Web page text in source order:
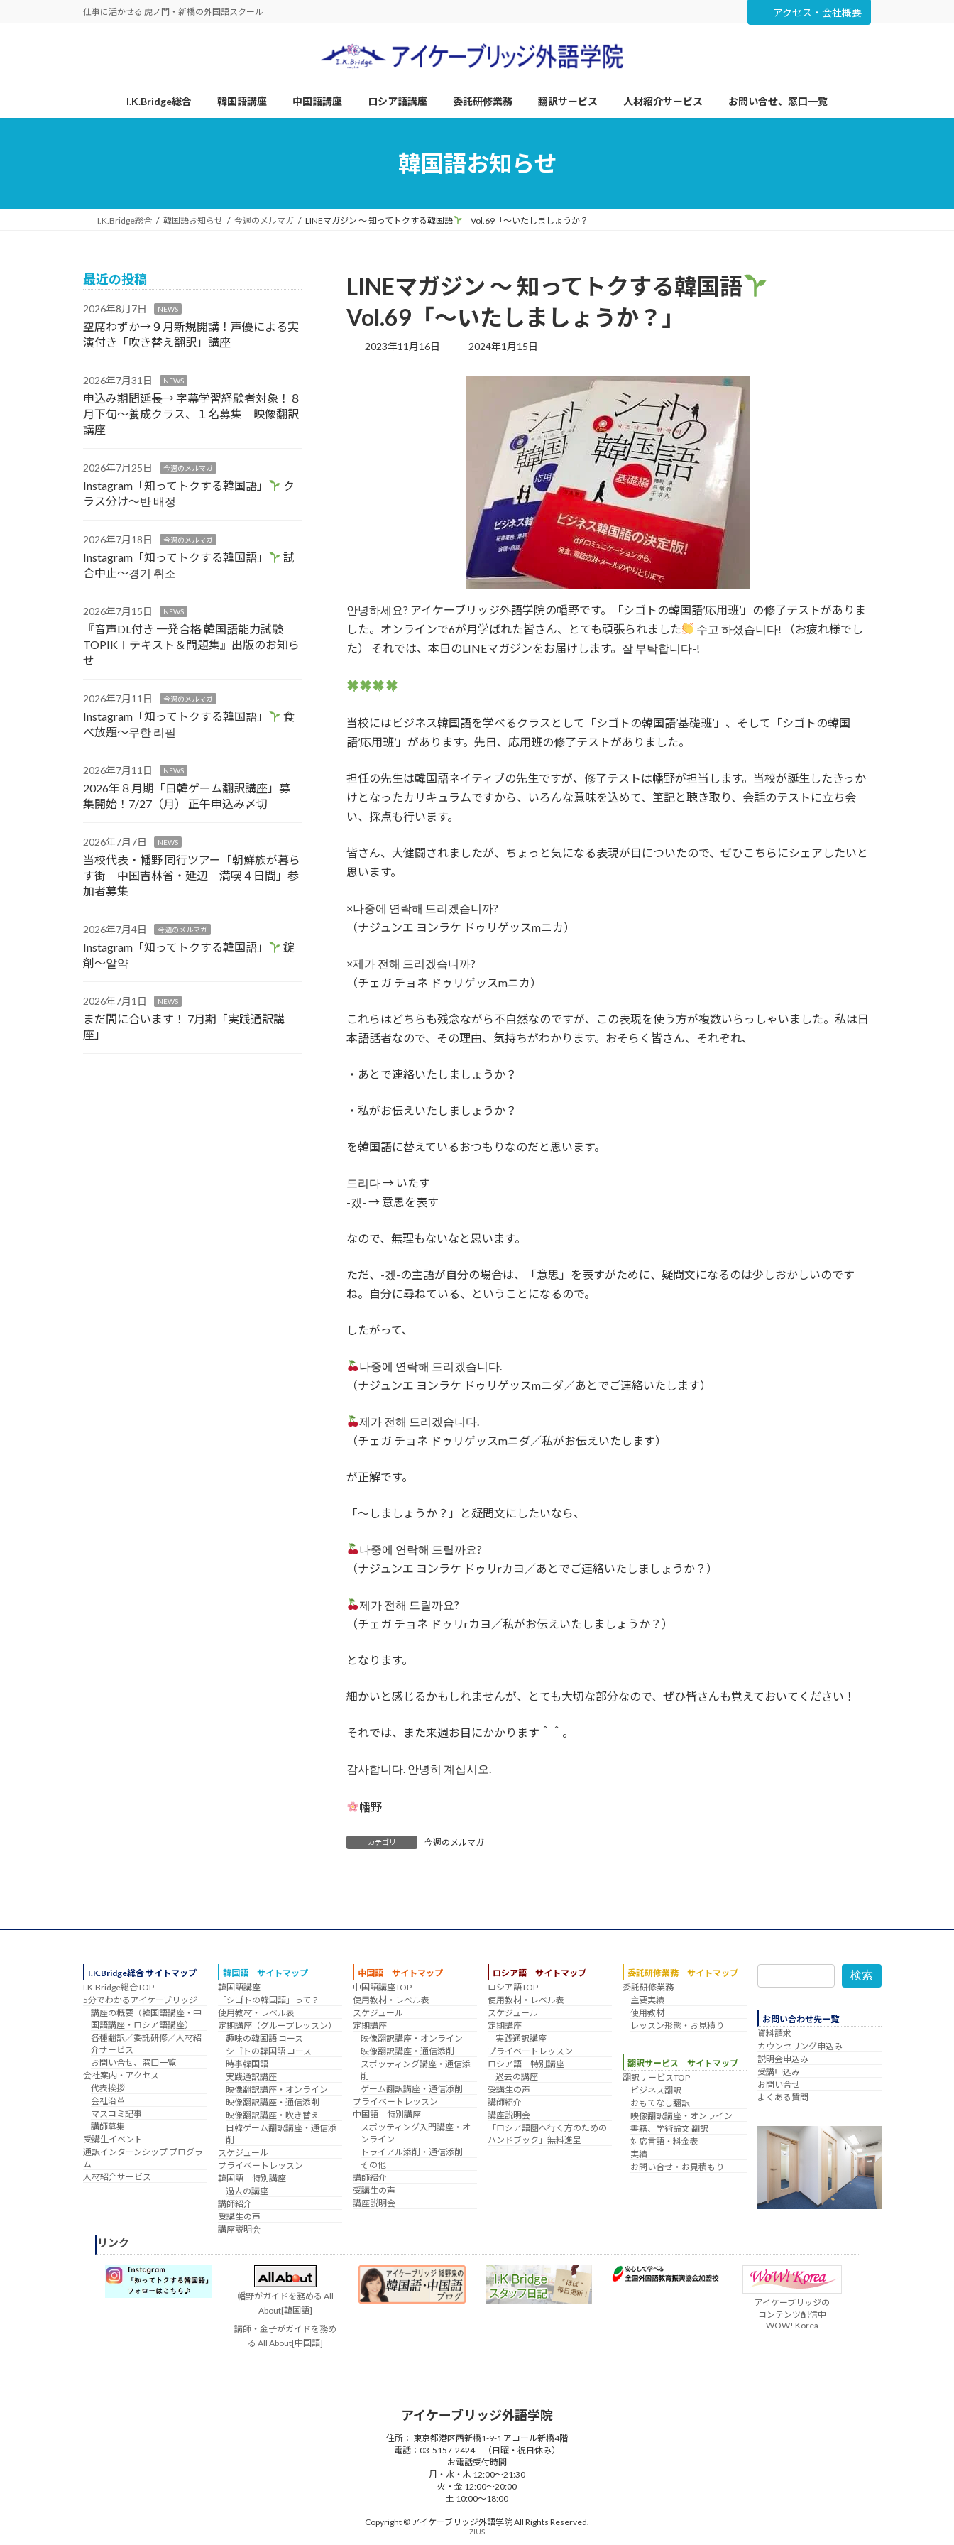
仕事に活かせる 虎ノ門・新橋の外国語スクール アクセス・会社概要
I.K.Bridge総合 韓国語講座 中国語講座 ロシア語講座 委託研修業務 翻訳サービス 人材紹介サービス お問い合せ、窓口一覧
韓国語お知らせ
I.K.Bridge総合 韓国語お知らせ 今週のメルマガ LINEマガジン ～ 知ってトクする韓国語 Vol.69「～いたしましょうか？」
LINEマガジン ～ 知ってトクする韓国語
Vol.69「～いたしましょうか？」
2023年11月16日
最
更
2024年1月15日
안녕하세요? アイケーブリッジ外語学院の幡野です。「シゴトの韓国語’応用班’」の修了テストがありま
した。オンラインで6が月学ばれた皆さん、とても頑張られました
수고 하셨습니다! （お疲れ様でし
た） それでは、本日のLINEマガジンをお届けします。잘 부탁합니다-!
当校にはビジネス韓国語を学べるクラスとして「シゴトの韓国語’基礎班’」、そして「シゴトの韓国
語’応用班’」があります。先日、応用班の修了テストがありました。
担任の先生は韓国語ネイティブの先生ですが、修了テストは幡野が担当します。当校が誕生したきっか
けとなったカリキュラムですから、いろんな意味を込めて、筆記と聴き取り、会話のテストに立ち会
い、採点も行います。
皆さん、大健闘されましたが、ちょっと気になる表現が目についたので、ぜひこちらにシェアしたいと
思います。
×나중에 연락해 드리겠습니까?
（ナジュンエ ヨンラケ ドゥリゲッスmニカ）
×제가 전해 드리겠습니까?
（チェガ チョネ ドゥリゲッスmニカ）
これらはどちらも残念ながら不自然なのですが、この表現を使う方が複数いらっしゃいました。私は日
本語話者なので、その理由、気持ちがわかります。おそらく皆さん、それぞれ、
・あとで連絡いたしましょうか？
・私がお伝えいたしましょうか？
を韓国語に替えているおつもりなのだと思います。
드리다 → いたす
-겠- → 意思を表す
なので、無理もないなと思います。
ただ、-겠-の主語が自分の場合は、「意思」を表すがために、疑問文になるのは少しおかしいのです
ね。自分に尋ねている、ということになるので。
したがって、
나중에 연락해 드리겠습니다.
（ナジュンエ ヨンラケ ドゥリゲッスmニダ／あとでご連絡いたします）
제가 전해 드리겠습니다.
（チェガ チョネ ドゥリゲッスmニダ／私がお伝えいたします）
が正解です。
「～しましょうか？」と疑問文にしたいなら、
나중에 연락해 드릴까요?
（ナジュンエ ヨンラケ ドゥリrカヨ／あとでご連絡いたしましょうか？）
제가 전해 드릴까요?
（チェガ チョネ ドゥリrカヨ／私がお伝えいたしましょうか？）
となります。
細かいと感じるかもしれませんが、とても大切な部分なので、ぜひ皆さんも覚えておいてください！
それでは、また来週お目にかかります＾＾。
감사합니다. 안녕히 계십시오.
幡野
カテゴリ 今週のメルマガ
最近の投稿
2026年8月7日 NEWS
空席わずか→９月新規開講！声優による実
演付き「吹き替え翻訳」講座
2026年7月31日 NEWS
申込み期間延長→ 字幕学習経験者対象！８
月下旬～養成クラス、１名募集 映像翻訳
講座
2026年7月25日 今週のメルマガ
Instagram「知ってトクする韓国語」
ク
ラス分け～반 배정
2026年7月18日 今週のメルマガ
Instagram「知ってトクする韓国語」
試
合中止～경기 취소
2026年7月15日 NEWS
『音声DL付き 一発合格 韓国語能力試験
TOPIKⅠテキスト＆問題集』出版のお知ら
せ
2026年7月11日 今週のメルマガ
Instagram「知ってトクする韓国語」
食
べ放題～무한 리필
2026年7月11日 NEWS
2026年８月期「日韓ゲーム翻訳講座」募
集開始！7/27（月） 正午申込み〆切
2026年7月7日 NEWS
当校代表・幡野 同行ツアー「朝鮮族が暮ら
す街 中国吉林省・延辺 満喫４日間」参
加者募集
2026年7月4日 今週のメルマガ
Instagram「知ってトクする韓国語」
錠
剤～알약
2026年7月1日 NEWS
まだ間に合います！ 7月期「実践通訳講
座」
I.K.Bridge総合 サイトマップ
I.K.Bridge総合TOP
5分でわかるアイケーブリッジ
講座の概要（韓国語講座・中
国語講座・ロシア語講座）
各種翻訳／委託研修／人材紹
介サービス
お問い合せ、窓口一覧
会社案内・アクセス
代表挨拶
会社沿革
マスコミ記事
講師募集
受講生イベント
通訳インターンシップ プログラ
ム
人材紹介サービス
韓国語 サイトマップ
韓国語講座
「シゴトの韓国語」って？
使用教材・レベル表
定期講座（グループレッスン）
趣味の韓国語 コース
シゴトの韓国語 コース
時事韓国語
実践通訳講座
映像翻訳講座・オンライン
映像翻訳講座・通信添削
映像翻訳講座・吹き替え
日韓ゲーム翻訳講座・通信添
削
スケジュール
プライベートレッスン
韓国語 特別講座
過去の講座
講師紹介
受講生の声
講座説明会
中国語 サイトマップ
中国語講座TOP
使用教材・レベル表
スケジュール
定期講座
映像翻訳講座・オンライン
映像翻訳講座・通信添削
スポッティング講座・通信添
削
ゲーム翻訳講座・通信添削
プライベートレッスン
中国語 特別講座
スポッティング入門講座・オ
ンライン
トライアル添削・通信添削
その他
講師紹介
受講生の声
講座説明会
ロシア語 サイトマップ
ロシア語TOP
使用教材・レベル表
スケジュール
定期講座
実践通訳講座
プライベートレッスン
ロシア語 特別講座
過去の講座
受講生の声
講師紹介
講座説明会
「ロシア語圏へ行く方のための
ハンドブック」無料進呈
委託研修業務 サイトマップ
委託研修業務
主要実績
使用教材
レッスン形態・お見積り
翻訳サービス サイトマップ
翻訳サービスTOP
ビジネス翻訳
おもてなし翻訳
映像翻訳講座・オンライン
書籍、学術論文 翻訳
対応言語・料金表
実績
お問い合せ・お見積もり
検索
お問い合わせ先一覧
資料請求
カウンセリング申込み
説明会申込み
受講申込み
お問い合せ
よくある質問
リンク
幡野がガイドを務める All
About[韓国語]
講師・金子がガイドを務め
る All About[中国語]
アイケーブリッジの
コンテンツ配信中
WOW! Korea
アイケーブリッジ外語学院
住所： 東京都港区西新橋1-9-1 アコール新橋4階
電話：03-5157-2424 （日曜・祝日休み）
お電話受付時間
月・水・木 12:00～21:30
火・金 12:00～20:00
土 10:00～18:00
Copyright © アイケーブリッジ外語学院 All Rights Reserved.
ZIUS